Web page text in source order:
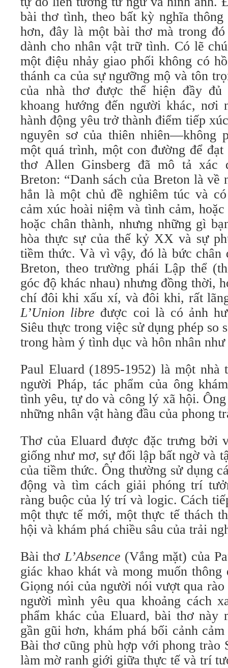
bài thơ tình, theo bất kỳ nghĩa thông
hơn, đây là một bài thơ mà trong
dành cho nhân vật trữ tình. Có lẽ
một điệu nhảy giao phối không có
thánh ca của sự ngưỡng mộ và tôn
của nhà thơ được thể hiện đầy
khoang hướng đến người khác, nơi
hành động yêu trở thành điểm tiếp
nguyên sơ của thiên nhiên—không
một quá trình, một con đường để
thơ Allen Ginsberg đã mô tả xác
Breton: “Danh sách của Breton là về
hẳn là một chủ đề nghiêm túc và
cảm xúc hoài niệm và tình cảm,
hoặc chân thành, nhưng những gì
hòa thực sự của thế kỷ XX và sự
tiềm thức. Và vì vậy, đó là bức chân
Breton, theo trường phái Lập thể
góc độ khác nhau) nhưng đồng thời,
chí đôi khi xấu xí, và đôi khi, rất
L’Union libre được coi là có ảnh
Siêu thực trong việc sử dụng phép so
trong hàm ý tình dục và hôn nhân
Paul Eluard (1895-1952) là một nhà
người Pháp, tác phẩm của ông
tình yêu, tự do và công lý xã hội.
những nhân vật hàng đầu của phong
Thơ của Eluard được đặc trưng bởi
giống như mơ, sự đối lập bất ngờ và
của tiềm thức. Ông thường sử dụng
động và tìm cách giải phóng trí
ràng buộc của lý trí và logic. Cách
một thực tế mới, một thực tế thách
hội và khám phá chiều sâu của trải
Bài thơL’Absence (Vắng mặt) của
giác khao khát và mong muốn
Giọng nói của người nói vượt qua
người mình yêu qua khoảng cách
phẩm khác của Eluard, bài thơ này
gần gũi hơn, khám phá bối cảnh
Bài thơ cũng phù hợp với phong trào
làm mờ ranh giới giữa thực tế và trí